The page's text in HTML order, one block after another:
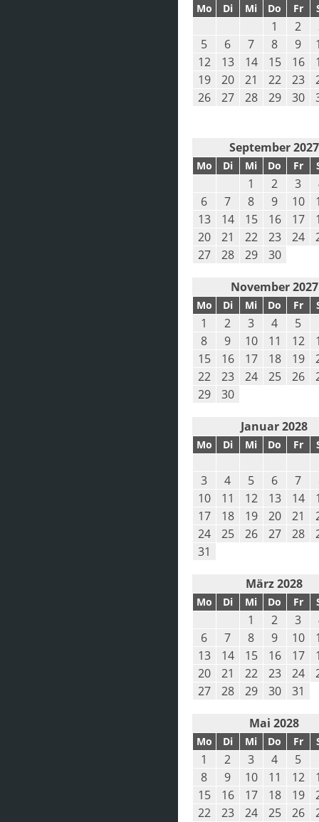
Mo Di Mi Do Fr
1 2
5
6 7 8 9
12
13 14 15 16
19
20 21 22 23
26
27 28 29 30
September 2027
Mo Di Mi Do Fr
1 2 3
6
7 8 9 10
13
14 15 16 17
20
21 22 23 24
27
28 29 30
November 2027
Mo Di Mi Do Fr
1 2 3 4 5
8
9 10 11 12
15
16 17 18 19
22
23 24 25 26
29
30
Januar 2028
Mo Di Mi Do Fr
3
4 5 6 7
10
11 12 13 14
17
18 19 20 21
24
25 26 27 28
31
März 2028
Mo Di Mi Do Fr
1 2 3
6
7 8 9 10
13
14 15 16 17
20
21 22 23 24
27
28 29 30 31
Mai 2028
Mo Di Mi Do Fr
1 2 3 4 5
8
9 10 11 12
15
16 17 18 19
22
23 24 25 26